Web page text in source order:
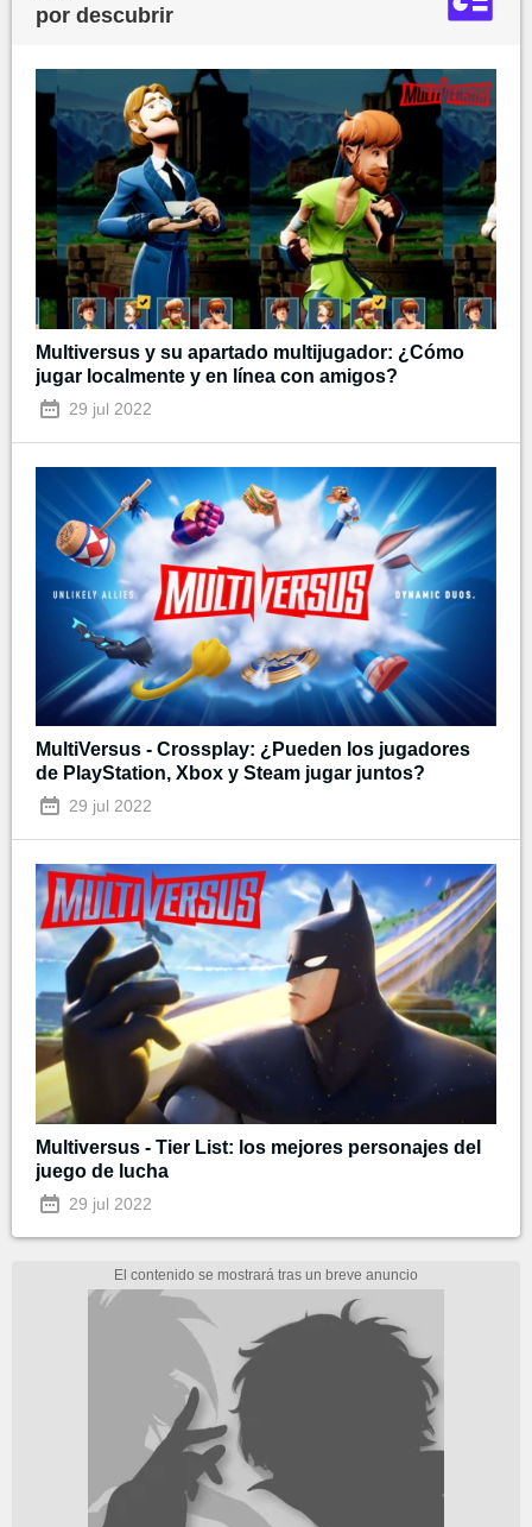
por descubrir
Multiversus y su apartado multijugador: ¿Cómo
jugar localmente y en línea con amigos?
29 jul 2022
MultiVersus - Crossplay: ¿Pueden los jugadores
de PlayStation, Xbox y Steam jugar juntos?
29 jul 2022
Multiversus - Tier List: los mejores personajes del
juego de lucha
29 jul 2022